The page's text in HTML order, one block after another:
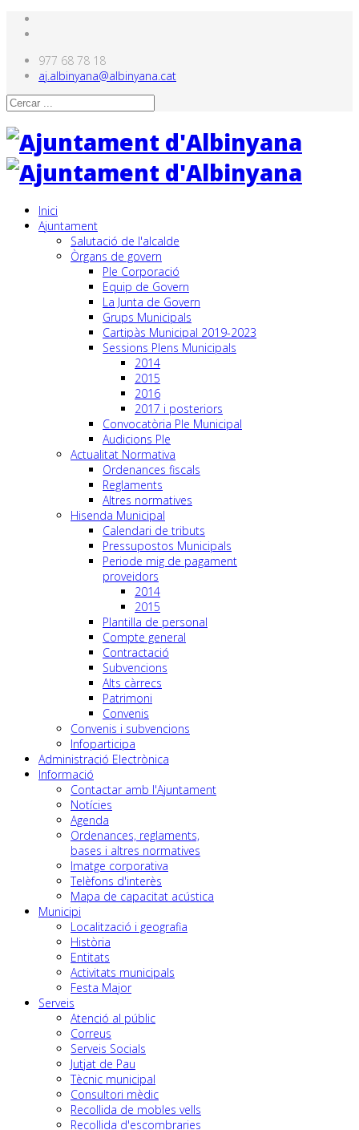
977 68 78 18
aj.albinyana@albinyana.cat
Inici
Ajuntament
Salutació de l'alcalde
Òrgans de govern
Ple Corporació
Equip de Govern
La Junta de Govern
Grups Municipals
Cartipàs Municipal 2019-2023
Sessions Plens Municipals
2014
2015
2016
2017 i posteriors
Convocatòria Ple Municipal
Audicions Ple
Actualitat Normativa
Ordenances fiscals
Reglaments
Altres normatives
Hisenda Municipal
Calendari de tributs
Pressupostos Municipals
Periode mig de pagament
proveidors
2014
2015
Plantilla de personal
Compte general
Contractació
Subvencions
Alts càrrecs
Patrimoni
Convenis
Convenis i subvencions
Infoparticipa
Administració Electrònica
Informació
Contactar amb l'Ajuntament
Notícies
Agenda
Ordenances, reglaments,
bases i altres normatives
Imatge corporativa
Telèfons d'interès
Mapa de capacitat acústica
Municipi
Localització i geografia
Història
Entitats
Activitats municipals
Festa Major
Serveis
Atenció al públic
Correus
Serveis Socials
Jutjat de Pau
Tècnic municipal
Consultori mèdic
Recollida de mobles vells
Recollida d'escombraries